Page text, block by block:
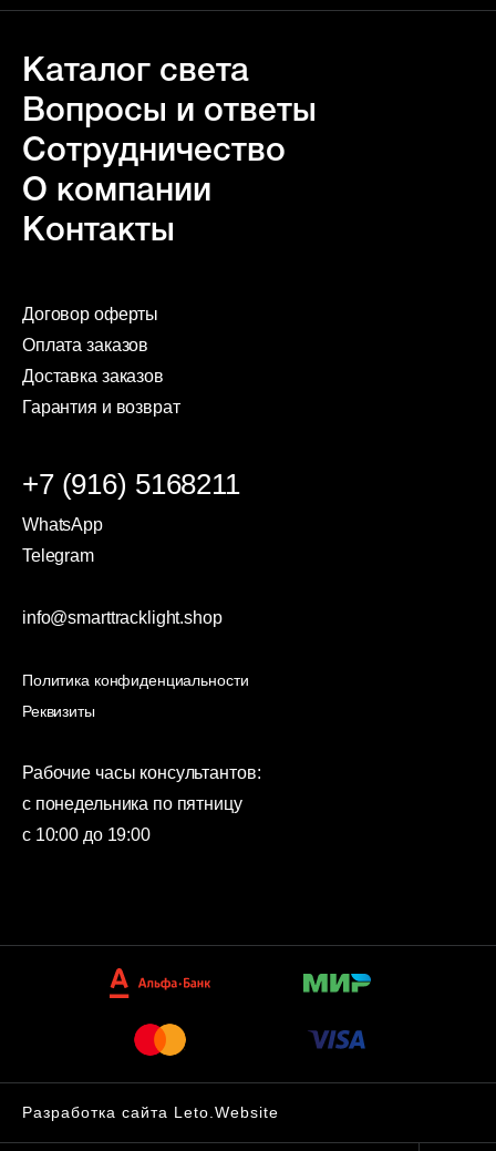
Каталог света
Вопросы и ответы
Сотрудничество
О компании
Контакты
Договор оферты
Оплата заказов
Доставка заказов
Гарантия и возврат
+7 (916) 5168211
WhatsApp
Telegram
info@smarttracklight.shop
Политика конфиденциальности
Реквизиты
Рабочие часы консультантов:
с понедельника по пятницу
с 10:00 до 19:00
Разработка сайта Leto.Website